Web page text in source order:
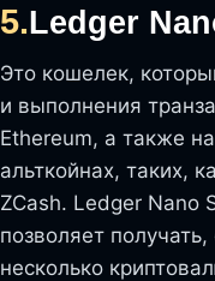
5.Ledger
Это кошелек,
и выполнения
Ethereum, а также
альткойнах, таких,
ZCash. Ledger Nano
позволяет
несколько